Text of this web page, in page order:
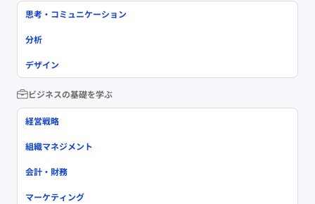
思考・コミュニケーション
分析
デザイン
ビジネスの基礎を学ぶ
経営戦略
組織マネジメント
会計・財務
マーケティング